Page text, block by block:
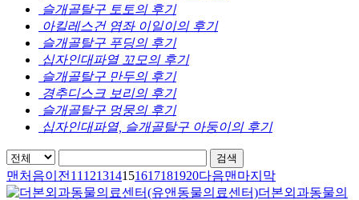
슬개골탈구 토토의 후기
아킬레스건 염좌 이일이의 후기
슬개골탈구 푸딩의 후기
십자인대파열 꼬모의 후기
슬개골탈구 만두의 후기
경추디스크 보리의 후기
슬개골탈구 멍뭉의 후기
십자인대파열, 슬개골탈구 아둥이의 후기
맨처음이전 11 121314151617181920다음맨마지막
더본외과동물의